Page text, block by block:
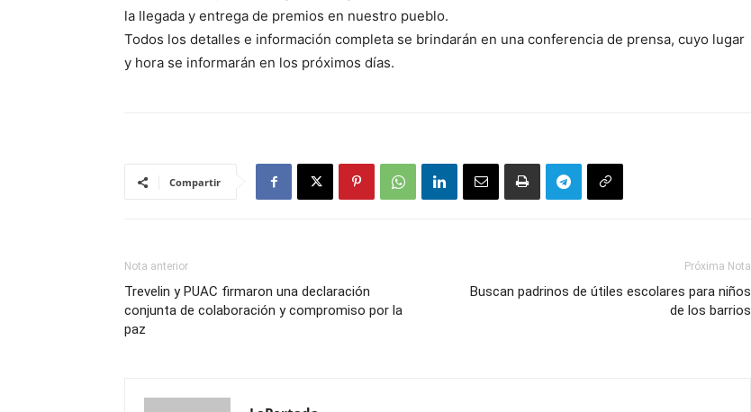
la llegada y entrega de premios en nuestro pueblo.
Todos los detalles e información completa se brindarán en una conferencia de prensa, cuyo lugar
y hora se informarán en los próximos días.
Compartir
Nota anterior
Trevelin y PUAC firmaron una declaración
conjunta de colaboración y compromiso por la
paz
Próxima Nota
Buscan padrinos de útiles escolares para niños
de los barrios